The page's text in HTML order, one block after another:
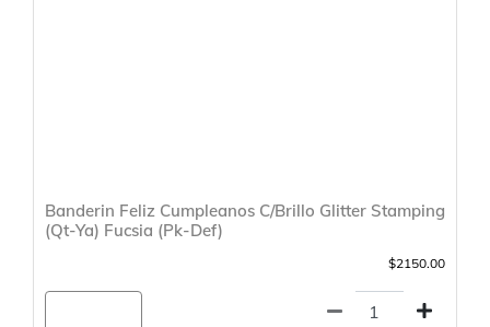
Banderin Feliz Cumpleanos C/Brillo Glitter Stamping
(Qt-Ya) Fucsia (Pk-Def)
$2150.00